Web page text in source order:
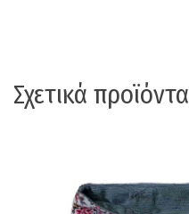
Σχετικά προϊόντα